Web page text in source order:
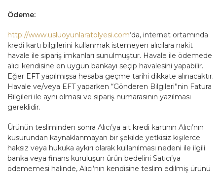
Ödeme:
http://www.usluoyunlaratolyesi.com‘da, internet ortamında
kredi kartı bilgilerini kullanmak istemeyen alıcılara nakit
havale ile sipariş imkanları sunulmuştur. Havale ile ödemede
alıcı kendisine en uygun bankayı seçip havalesini yapabilir.
Eğer EFT yapılmışsa hesaba geçme tarihi dikkate alınacaktır.
Havale ve/veya EFT yaparken “Gönderen Bilgileri”nin Fatura
Bilgileri ile aynı olması ve sipariş numarasının yazılması
gereklidir.
Ürünün tesliminden sonra Alıcı’ya ait kredi kartının Alıcı’nın
kusurundan kaynaklanmayan bir şekilde yetkisiz kişilerce
haksız veya hukuka aykırı olarak kullanılması nedeni ile ilgili
banka veya finans kuruluşun ürün bedelini Satıcı’ya
ödememesi halinde, Alıcı’nın kendisine teslim edilmiş ürünü